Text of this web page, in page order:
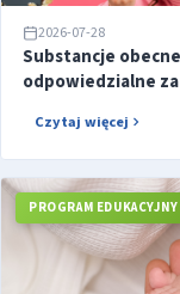
2026-07-28
Substancje
odpowiedzialne
Czytaj więcej
PROGRAM EDUKACYJNY